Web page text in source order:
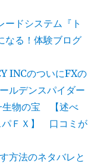
ードシステム『ト
なる！体験ブログ
INCのついにFXの
ルデンスパイダー
生物の宝 【述べ
パＦＸ】 口コミが
方法のネタバレと